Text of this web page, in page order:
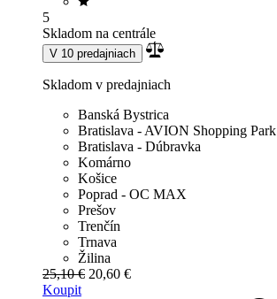
5
Skladom na centrále
V 10 predajniach
Skladom v predajniach
Banská Bystrica
Bratislava - AVION Shopping Park
Bratislava - Dúbravka
Komárno
Košice
Poprad - OC MAX
Prešov
Trenčín
Trnava
Žilina
25,10 € 20,60 €
Koupit